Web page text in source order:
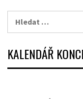
KALENDÁŘ